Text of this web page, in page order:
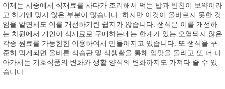
이제는 시중에서 식재료를 사다가 조리해서 먹는 밥과 반찬이 보약이라
고 하기엔 맞지 않은 부분이 많습니다. 하지만 이것이 올바르지 못한 것
임을 알면서도 이를 개선하기란 쉽지가 않습니다. 생식은 이를 개선하
는 차원에서 개인이 식재료로 구매하는데는 한계가 있는 오염되지 않은
각종 원료를 가능한한 이용하여서 만들어지고 있습니다. 또 생식을 꾸
준히 먹게되면 올바른 식습관 및 식생활을 통해 입맛을 돌리고 또 더 나
아가서는 기호식품의 변화와 생활 양식의 변화까지도 가져다 줄 수 있
습니다.